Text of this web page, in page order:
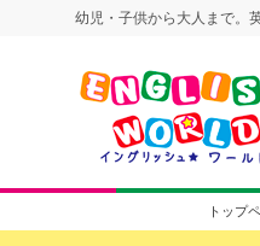
幼児・子供から大人まで。
トップ